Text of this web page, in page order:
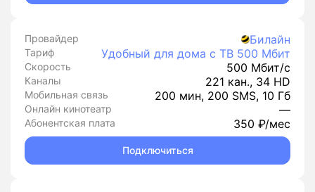
Провайдер Билайн
Тариф Удобный для дома с ТВ 500 Мбит
Скорость 500 Мбит/с
Каналы 221 кан., 34 HD
Мобильная связь 200 мин, 200 SMS, 10 Гб
Онлайн кинотеатр —
Абонентская плата 350 ₽/мес
Подключиться